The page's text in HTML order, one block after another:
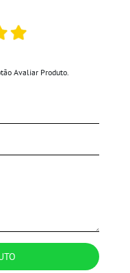
Avaliar Produto.